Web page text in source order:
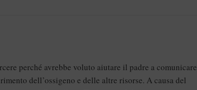
perché avrebbe voluto aiutare il padre a comunicare
dell’ossigeno e delle altre risorse. A causa del